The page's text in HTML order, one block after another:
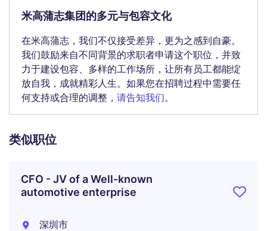
米高蒲志集团的多元与包容文化
在米高蒲志，我们不仅接受差异，更为之感到自豪。
我们鼓励来自不同背景的求职者申请这个职位，并致
力于建设包容、多样的工作场所，让所有员工都能绽
放自我，成就精彩人生。如果您在招聘过程中需要任
何支持或合理的调整， 请告知我们。
类似职位
CFO - JV of a Well-known
automotive enterprise
深圳市